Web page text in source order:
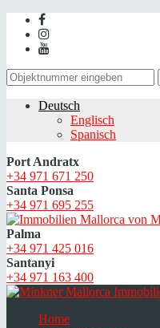
Deutsch
Englisch
Spanisch
Port Andratx
+34 971 671 250
Santa Ponsa
+34 971 695 255
Palma
+34 971 425 016
Santanyi
+34 971 163 400
Home